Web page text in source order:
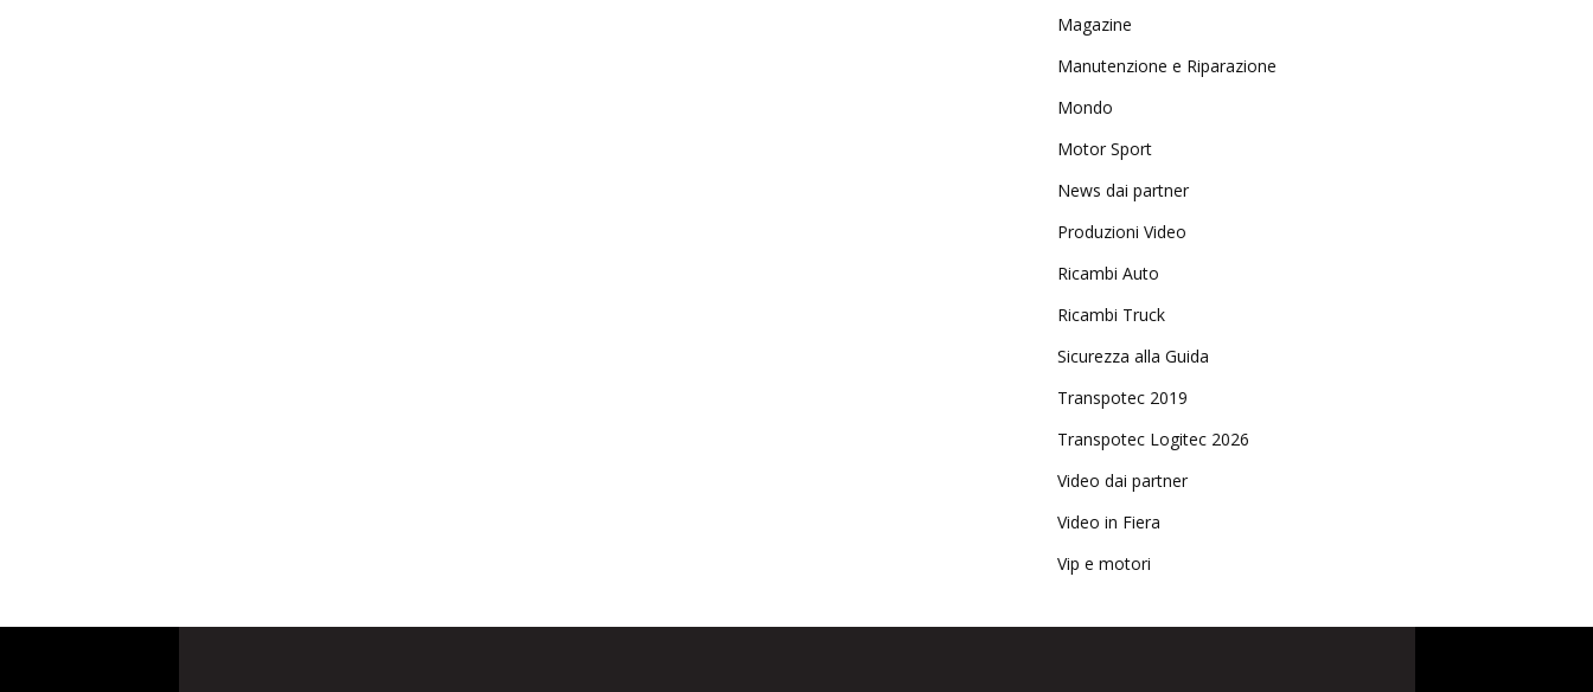
Magazine
Manutenzione e Riparazione
Mondo
Motor Sport
News dai partner
Produzioni Video
Ricambi Auto
Ricambi Truck
Sicurezza alla Guida
Transpotec 2019
Transpotec Logitec 2026
Video dai partner
Video in Fiera
Vip e motori